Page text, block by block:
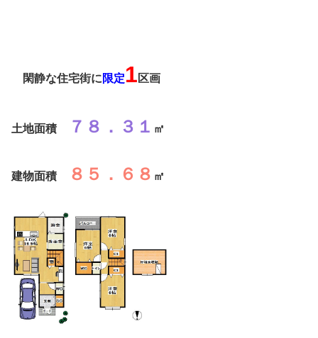
閑静な住宅街に限定1 区画
土地面積 ７８．３１ ㎡
建物面積 ８５．６８ ㎡